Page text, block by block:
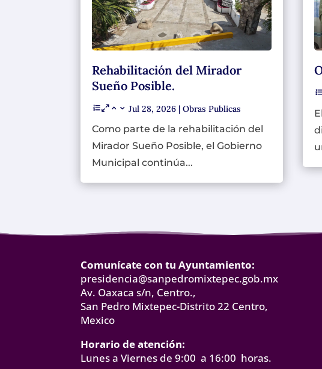
Rehabilitación del Mirador
Sueño Posible.
Jul 28, 2026 |Obras Publicas
Como parte de la rehabilitación del
Mirador Sueño Posible, el Gobierno
Municipal continúa...
Comunícate con tu Ayuntamiento:
presidencia@sanpedromixtepec.gob.mx
Av. Oaxaca s/n, Centro.,
San Pedro Mixtepec-Distrito 22 Centro,
Mexico
Horario de atención:
Lunes a Viernes de 9:00 a 16:00 horas.